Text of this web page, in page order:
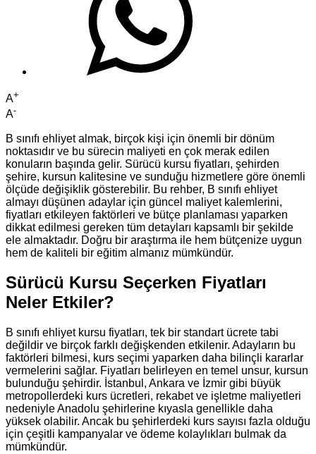
A+
A-
B sınıfı ehliyet almak, birçok kişi için önemli bir dönüm
noktasıdır ve bu sürecin maliyeti en çok merak edilen
konuların başında gelir. Sürücü kursu fiyatları, şehirden
şehire, kursun kalitesine ve sunduğu hizmetlere göre önemli
ölçüde değişiklik gösterebilir. Bu rehber, B sınıfı ehliyet
almayı düşünen adaylar için güncel maliyet kalemlerini,
fiyatları etkileyen faktörleri ve bütçe planlaması yaparken
dikkat edilmesi gereken tüm detayları kapsamlı bir şekilde
ele almaktadır. Doğru bir araştırma ile hem bütçenize uygun
hem de kaliteli bir eğitim almanız mümkündür.
Sürücü Kursu Seçerken Fiyatları
Neler Etkiler?
B sınıfı ehliyet kursu fiyatları, tek bir standart ücrete tabi
değildir ve birçok farklı değişkenden etkilenir. Adayların bu
faktörleri bilmesi, kurs seçimi yaparken daha bilinçli kararlar
vermelerini sağlar. Fiyatları belirleyen en temel unsur, kursun
bulunduğu şehirdir. İstanbul, Ankara ve İzmir gibi büyük
metropollerdeki kurs ücretleri, rekabet ve işletme maliyetleri
nedeniyle Anadolu şehirlerine kıyasla genellikle daha
yüksek olabilir. Ancak bu şehirlerdeki kurs sayısı fazla olduğu
için çeşitli kampanyalar ve ödeme kolaylıkları bulmak da
mümkündür.